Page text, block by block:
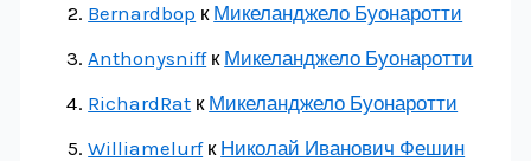
Bernardbop к Микеланджело Буонаротти
Anthonysniffк Микеланджело Буонаротти
RichardRat к Микеланджело Буонаротти
Williamelurfк Николай Иванович Фешин